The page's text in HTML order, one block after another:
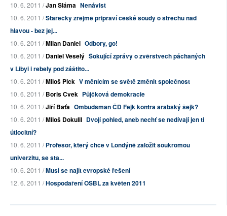
10. 6. 2011 /Jan Sláma Nenávist
10. 6. 2011 /Stařečky zřejmě připraví české soudy o střechu nad
hlavou - bez jej...
10. 6. 2011 /Milan Daniel Odbory, go!
10. 6. 2011 /Daniel Veselý Šokující zprávy o zvěrstvech páchaných
v Libyi i rebely pod záštito...
10. 6. 2011 /Miloš Pick V měnícím se světě změnit společnost
10. 6. 2011 /Boris Cvek Půjčková demokracie
10. 6. 2011 /Jiří Baťa Ombudsman ČD Fejk kontra arabský šejk?
10. 6. 2011 /Miloš Dokulil Dvojí pohled, aneb nechť se nedívají jen ti
útlocitní?
10. 6. 2011 /Profesor, který chce v Londýně založit soukromou
univerzitu, se sta...
10. 6. 2011 /Musí se najít evropské řešení
12. 6. 2011 /Hospodaření OSBL za květen 2011